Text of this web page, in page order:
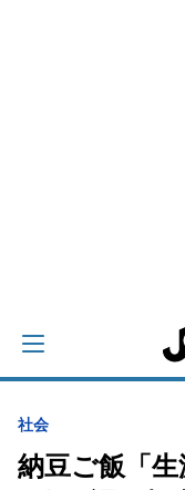
社会
納豆ご飯「